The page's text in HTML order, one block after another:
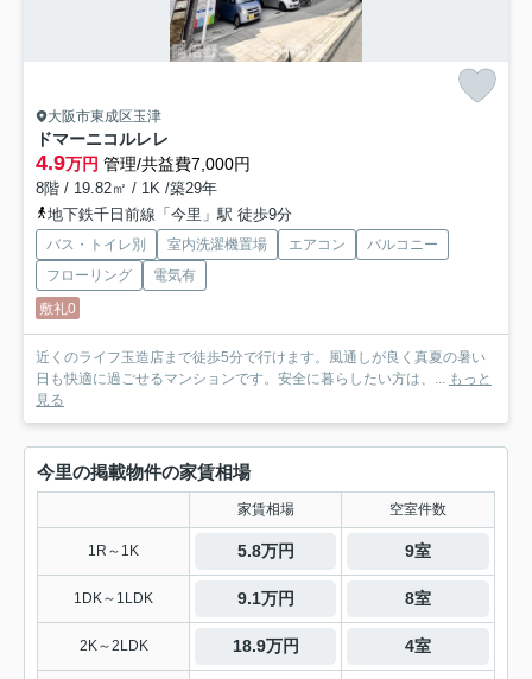
大阪市東成区玉津
ドマーニコルレレ
4.9万円 管理/共益費7,000円
8階 / 19.82㎡ / 1K /築29年
地下鉄千日前線「今里」駅 徒歩9分
バス・トイレ別 室内洗濯機置場 エアコン
バルコニー
フローリング
電気有
敷礼0
近くのライフ玉造店まで徒歩5分で行けます。風通しが良く真夏の暑い
日も快適に過ごせるマンションです。安全に暮らしたい方は、...
もっと
見る
今里の掲載物件の家賃相場
家賃相場 空室件数
1R～1K 5.8万円 9室
1DK～1LDK 9.1万円 8室
2K～2LDK 18.9万円 4室